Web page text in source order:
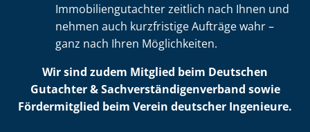
Im­mo­bi­li­en­gut­ach­ter zeitlich nach Ihnen und
nehmen auch kurzfristige Aufträge wahr –
ganz nach Ihren Möglichkeiten.
Wir sind zudem Mitglied beim Deutschen
Gutachter & Sach­ver­stän­di­gen­ver­band sowie
Fördermitglied beim Verein deutscher Ingenieure.